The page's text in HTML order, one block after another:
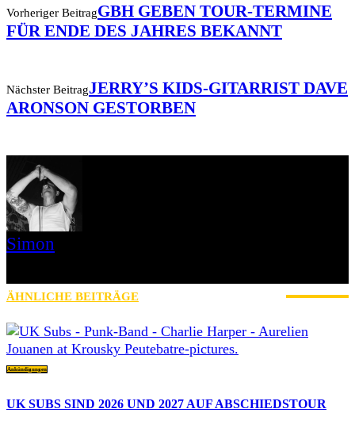
Vorheriger BeitragGBH GEBEN TOUR-TERMINE
FÜR ENDE DES JAHRES BEKANNT
Nächster BeitragJERRY’S KIDS-GITARRIST DAVE
ARONSON GESTORBEN
Simon
ÄHNLICHE BEITRÄGE
Ankündigungen
UK SUBS SIND 2026 UND 2027 AUF ABSCHIEDSTOUR